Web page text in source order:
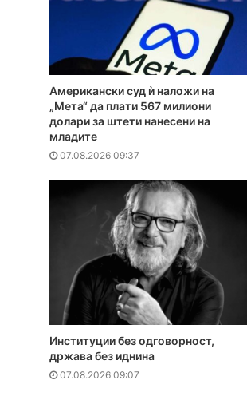
Американски суд ѝ наложи на
„Мета“ да плати 567 милиони
долари за штети нанесени на
младите
07.08.2026 09:37
Институции без одговорност,
држава без иднина
07.08.2026 09:07